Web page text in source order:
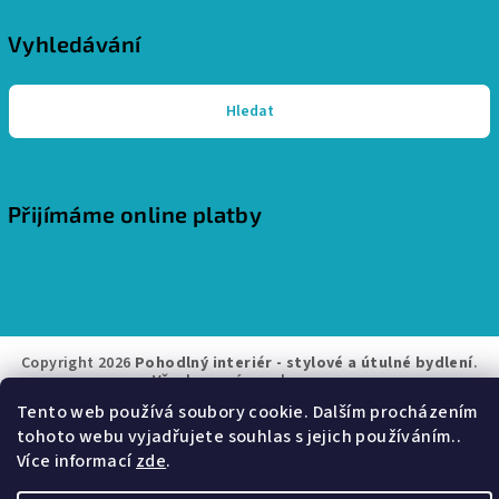
Tento web používá soubory cookie. Dalším procházením
tohoto webu vyjadřujete souhlas s jejich používáním..
Více informacízde.
Vyhledávání
Hledat
Přijímáme online platby
Copyright 2026Pohodlný interiér - stylové a útulné bydlení.
Všechna práva vyhrazena.
Vytvořil Shoptet